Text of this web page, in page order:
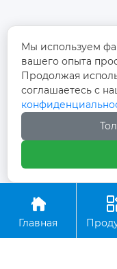

дороги
Фанси,
провинция
+86-
Авторское
Стройматериалы

Главная
Мы используем
вашего опыта
Продолжая
соглашаетесь с